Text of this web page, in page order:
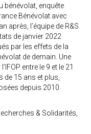
bénévolat, enquête
Bénévolat avec
après, l’équipe de R&S
de janvier 2022
par les effets de la
de demain. Une
entre le 9 et le 21
de 15 ans et plus,
depuis 2010.
& Solidarités,